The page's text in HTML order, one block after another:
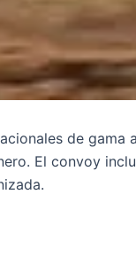
de
El convoy